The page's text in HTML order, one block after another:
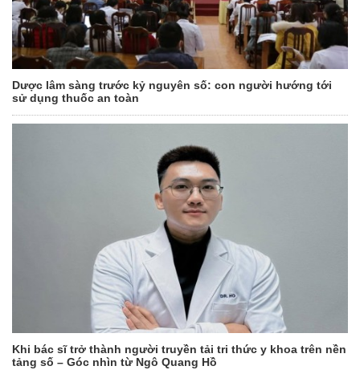
Dược lâm sàng trước kỷ nguyên số: con người hướng tới
sử dụng thuốc an toàn
Khi bác sĩ trở thành người truyền tải tri thức y khoa trên nền
tảng số – Góc nhìn từ Ngô Quang Hồ